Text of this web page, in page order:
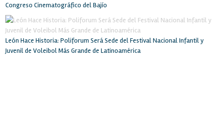
Congreso Cinematográfico del Bajío
León Hace Historia: Poliforum Será Sede del Festival Nacional Infantil y
Juvenil de Voleibol Más Grande de Latinoamérica